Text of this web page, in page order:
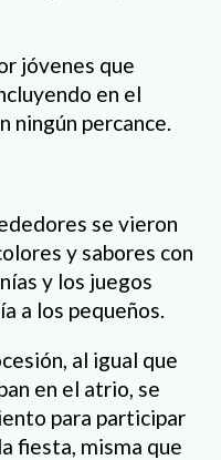
jóvenes que
en el
ningún percance.
se vieron
y sabores con
y los juegos
a los pequeños.
al igual que
en el atrio, se
para participar
fiesta, misma que